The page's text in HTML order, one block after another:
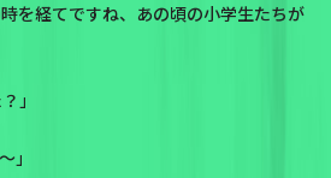
を経てですね、あの頃の小学生たちが
」
」